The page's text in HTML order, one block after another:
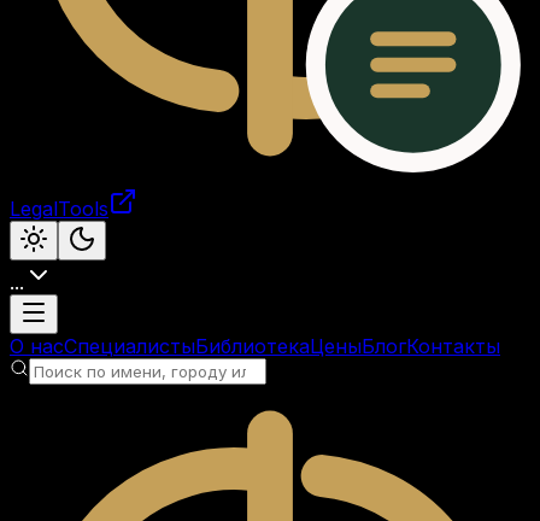
LegalTools
...
Загрузка аккаунта
О насСпециалистыБиблиотекаЦеныБлогКонтакты